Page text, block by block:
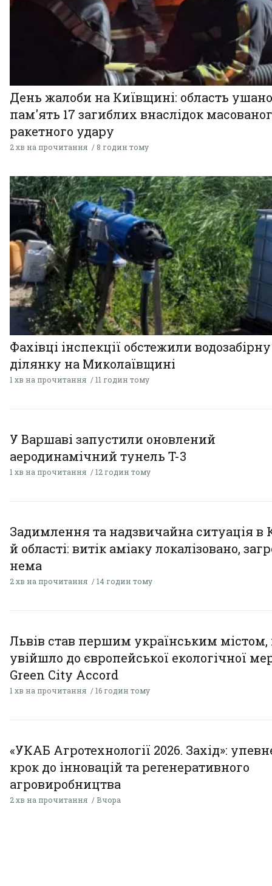
День жалоби на Київщині: область
пам'ять 17 загиблих внаслідок
ракетного удару
2 хв на прочитання 8 годин тому
Фахівці інспекції обстежили водозабірну
ділянку на Миколаївщині
1 хв на прочитання 11 годин тому
У Варшаві запустили оновлений
аеродинамічний тунель T-3
1 хв на прочитання 12 годин тому
Задимлення та надзвичайна ситуація в
й області: витік аміаку локалізовано,
нема
2 хв на прочитання 14 годин тому
Львів став першим українським
увійшло до європейської екологічної
Green City Accord
1 хв на прочитання 16 годин тому
«УКАБ Агротехнології 2026. Захід»:
крок до інновацій та регенеративного
агровиробництва
2 хв на прочитання Вчора